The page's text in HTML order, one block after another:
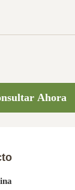
Ahora